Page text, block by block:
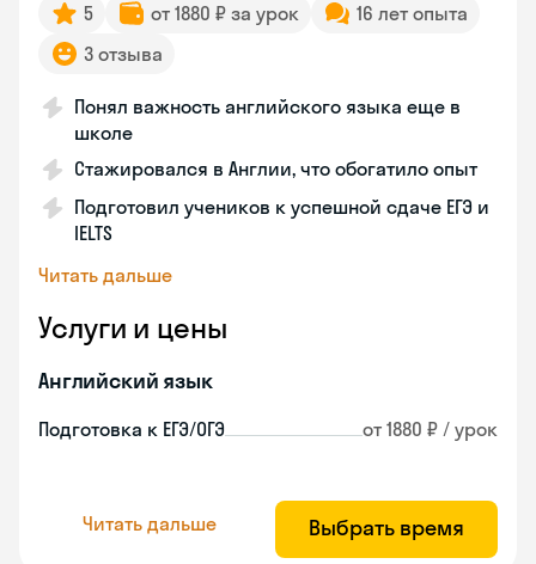
5 от 1880 ₽ за урок
16 лет опыта
3 отзыва
Понял важность английского языка еще в
школе
Стажировался в Англии, что обогатило опыт
Подготовил учеников к успешной сдаче ЕГЭ и
IELTS
Читать дальше
Услуги и цены
Английский язык
Подготовка к ЕГЭ/ОГЭ от 1880 ₽ / урок
Читать дальше Выбрать время